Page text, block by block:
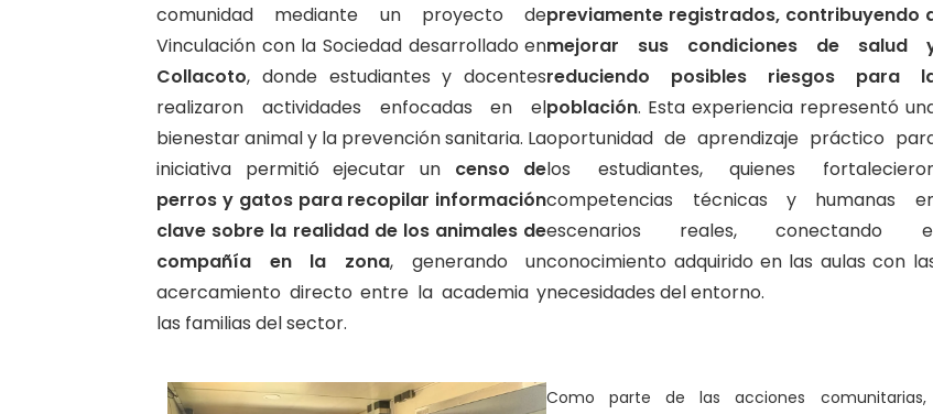
comunidad mediante un proyecto de
Vinculación con la Sociedad desarrollado en
Collacoto, donde estudiantes y docentes
realizaron actividades enfocadas en el
bienestar animal y la prevención sanitaria. La
iniciativa permitió ejecutar un censo de
perros y gatos para recopilar información
clave sobre la realidad de los animales de
compañía en la zona, generando un
acercamiento directo entre la academia y
las familias del sector.
previamente registrados, contribuyendo
mejorar sus condiciones de salud
reduciendo posibles riesgos para
población. Esta experiencia representó
oportunidad de aprendizaje práctico
los estudiantes, quienes
competencias técnicas y humanas
escenarios reales, conectando
conocimiento adquirido en las aulas con
necesidades del entorno.
Como parte de las acciones comunitarias,